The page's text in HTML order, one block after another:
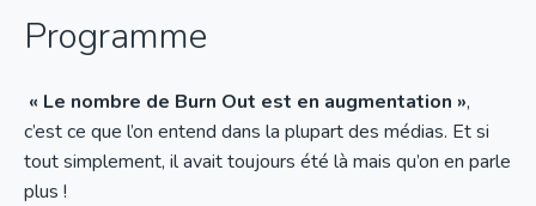
Programme
« Le nombre de Burn Out est en augmentation »,
c’est ce que l’on entend dans la plupart des médias. Et si
tout simplement, il avait toujours été là mais qu’on en parle
plus !